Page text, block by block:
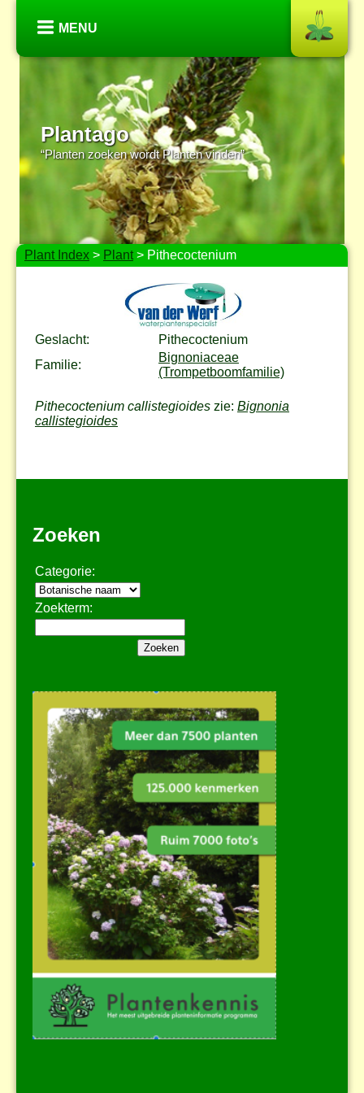
MENU
Plantago
“Planten zoeken wordt Planten vinden”
Plant Index > Plant> Pithecoctenium
Geslacht:
Pithecoctenium
Familie:
Bignoniaceae
(Trompetboomfamilie)
Pithecoctenium callistegioides zie: Bignonia
callistegioides
Zoeken
Categorie:
Zoekterm: